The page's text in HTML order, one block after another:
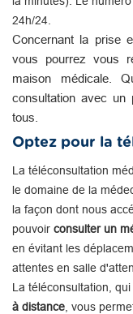
24h/24.
Concernant la prise
vous pourrez vous
maison médicale.
consultation avec un
tous.
Optez pour la
La téléconsultation
le domaine de la
la façon dont nous
pouvoir consulter un
en évitant les
attentes en salle
La téléconsultation, qui
à distance , vous